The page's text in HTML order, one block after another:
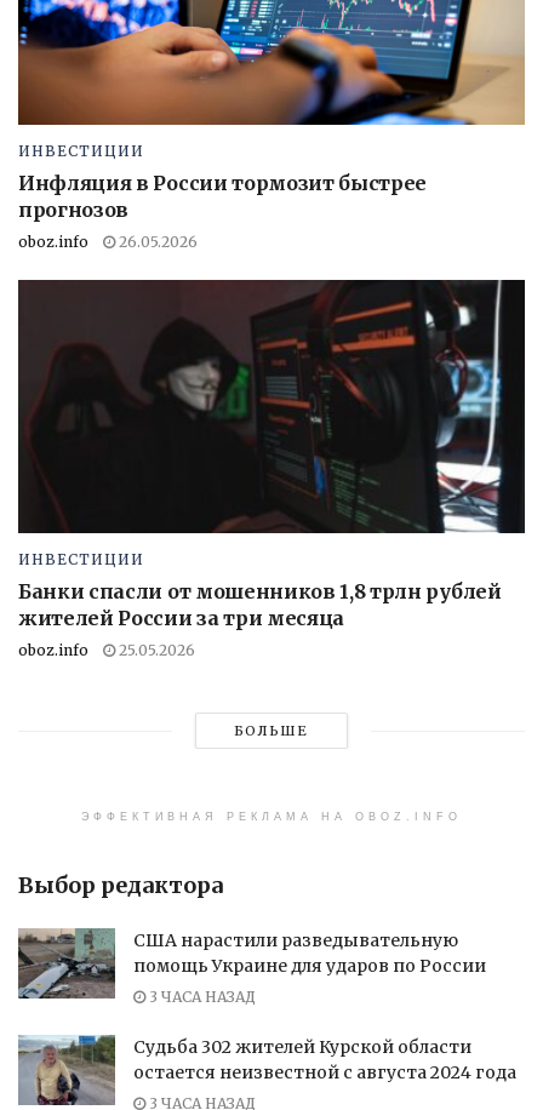
ИНВЕСТИЦИИ
Инфляция в России тормозит быстрее
прогнозов
oboz.info 26.05.2026
ИНВЕСТИЦИИ
Банки спасли от мошенников 1,8 трлн рублей
жителей России за три месяца
oboz.info 25.05.2026
БОЛЬШЕ
ЭФФЕКТИВНАЯ РЕКЛАМА НА OBOZ.INFO
Выбор редактора
США нарастили разведывательную
помощь Украине для ударов по России
3 ЧАСА НАЗАД
Судьба 302 жителей Курской области
остается неизвестной с августа 2024 года
3 ЧАСА НАЗАД